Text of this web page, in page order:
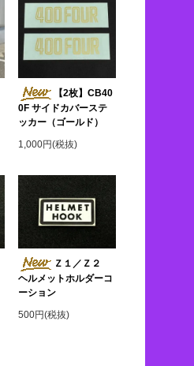
【2枚】CB40
0F サイドカバーステ
ッカー（ゴールド）
1,000円(税抜)
Ｚ１／Ｚ２
ヘルメットホルダーコ
ーション
500円(税抜)